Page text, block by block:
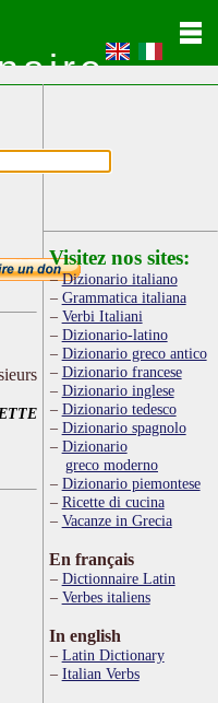
Visitez nos sites:
Dizionario italiano
Grammatica italiana
Verbi Italiani
Dizionario-latino
Dizionario greco antico
Dizionario francese
Dizionario inglese
Dizionario tedesco
Dizionario spagnolo
Dizionario
greco moderno
Dizionario piemontese
Ricette di cucina
Vacanze in Grecia
En français
Dictionnaire Latin
Verbes italiens
In english
Latin Dictionary
Italian Verbs